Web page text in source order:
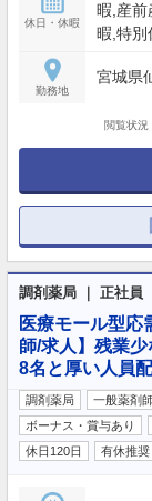
休日・休暇
暇,産前
暇,特
勤務地
宮城県
閲覧状況
調剤薬局 ｜ 正社員
医療モール型応
師/求人】残業
8名と厚い人員
調剤薬局 一般薬剤
ボーナス・賞与あり
休日120日
有休推奨